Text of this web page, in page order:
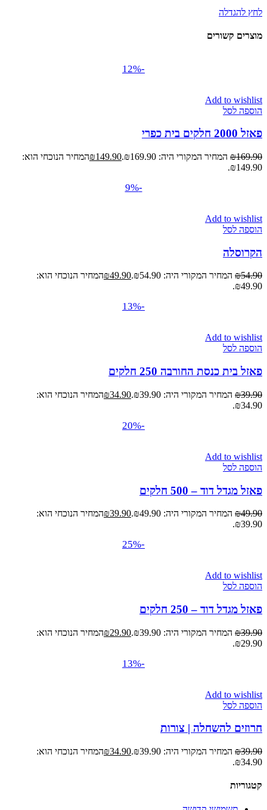
לחץ להגדלה
מוצרים קשורים
-12%
Add to wishlist
הוספה לסל
פאזל 2000 חלקים בית כפרי
₪169.90 המחיר המקורי היה: ₪169.90. ₪149.90
המחיר הנוכחי הוא:
₪149.90.
-9%
Add to wishlist
הוספה לסל
הקרוסלה
₪54.90 המחיר המקורי היה: ₪54.90. ₪49.90
המחיר הנוכחי הוא:
₪49.90.
-13%
Add to wishlist
הוספה לסל
פאזל בית כנסת החורבה 250 חלקים
₪39.90 המחיר המקורי היה: ₪39.90. ₪34.90
המחיר הנוכחי הוא:
₪34.90.
-20%
Add to wishlist
הוספה לסל
פאזל מגדל דוד – 500 חלקים
₪49.90 המחיר המקורי היה: ₪49.90. ₪39.90
המחיר הנוכחי הוא:
₪39.90.
-25%
Add to wishlist
הוספה לסל
פאזל מגדל דוד – 250 חלקים
₪39.90 המחיר המקורי היה: ₪39.90. ₪29.90
המחיר הנוכחי הוא:
₪29.90.
-13%
Add to wishlist
הוספה לסל
חרוזים להשחלה | צורות
₪39.90 המחיר המקורי היה: ₪39.90. ₪34.90
המחיר הנוכחי הוא:
₪34.90.
קטגוריות